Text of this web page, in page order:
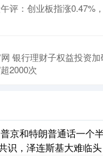
评：创业板指涨0.47%
银行理财子权益投资
2000次
京和特朗普通话一个
识，泽连斯基大难临头